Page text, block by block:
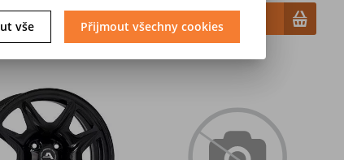
vše Přijmout všechny cookies